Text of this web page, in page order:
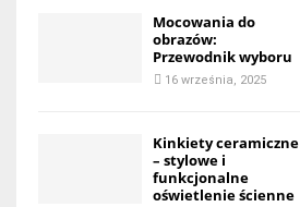
Mocowania do
obrazów:
Przewodnik wyboru
16 września, 2025
Kinkiety ceramiczne
– stylowe i
funkcjonalne
oświetlenie ścienne